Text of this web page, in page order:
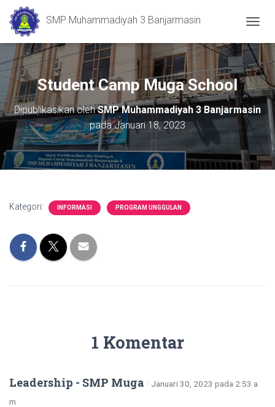
SMP Muhammadiyah 3 Banjarmasin
O
G
G
L
E
A
A
S
Student Camp Muga School
Dipublikasikan olehSMP Muhammadiyah 3 Banjarmasin
padaJanuari 18, 2023
Kategori: INFORMASI PROGRAM UNGGULAN
1 Komentar
Leadership - SMP Muga · Januari 30, 2023 pada 2:53 a
m